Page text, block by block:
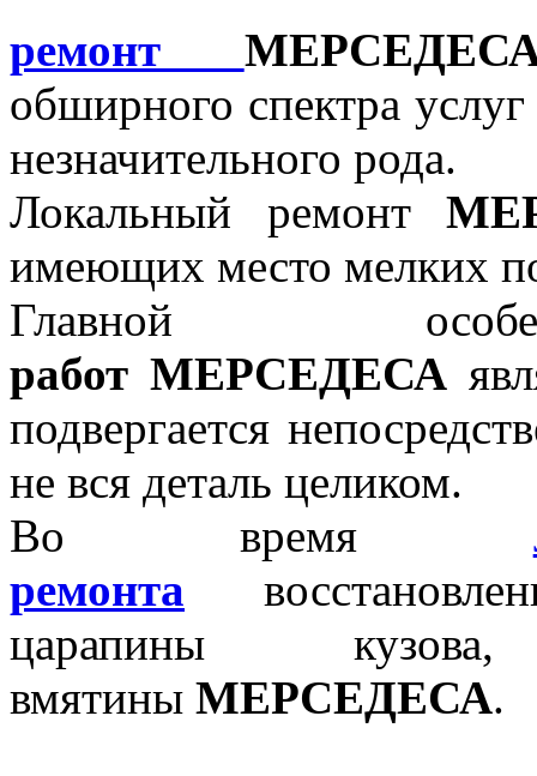
ремонт
обширного спектра
незначительного рода.
Локальный ремонт
имеющих место мелких
Главной
работ МЕРСЕДЕСА
подвергается
не вся деталь целиком.
Во время
ремонта
царапины
вмятины МЕРСЕДЕСА.